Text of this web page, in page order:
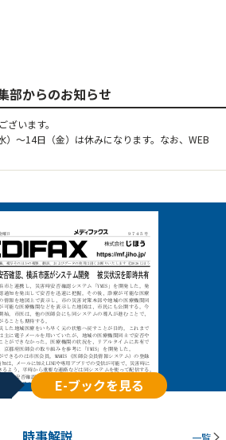
部からのお知らせ
ざいます。
）～14日（金）は休みになります。なお、WEB
E-ブックを見る
時事解説 一覧